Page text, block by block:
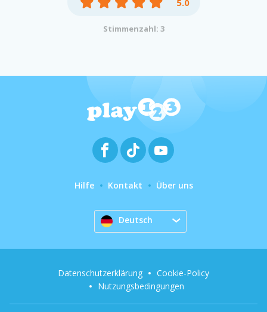
Stimmenzahl: 3
Hilfe Kontakt Über uns
Deutsch
Datenschutzerklärung
Cookie-Policy
Nutzungsbedingungen